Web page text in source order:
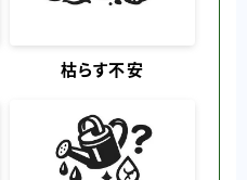
枯らす不安